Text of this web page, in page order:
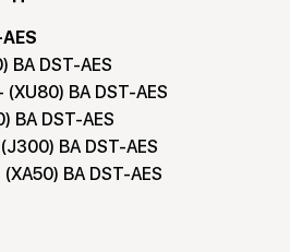
BA DST-AES
BA DST-AES
BA DST-AES
BA DST-AES
BA DST-AES